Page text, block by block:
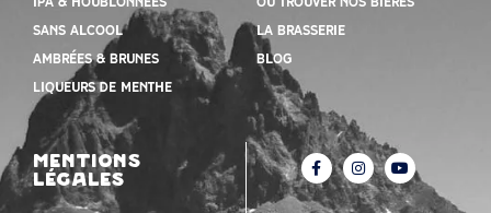
Sans alcool
Ambrées & Brunes
Liqueurs de menthe
la brasserie
Blog
mentions
légales